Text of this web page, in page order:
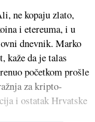
ne kopaju zlato,
i etereuma, i u
dnevnik. Marko
kaže da je talas
početkom prošle
za kripto-
i ostatak Hrvatske